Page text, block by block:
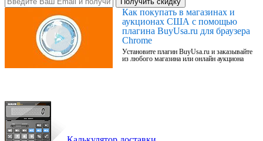
Как покупать в магазинах и
аукционах США с помощью
плагина BuyUsa.ru для браузера
Chrome
Установите плагин BuyUsa.ru и заказывайте
из любого магазина или онлайн аукциона